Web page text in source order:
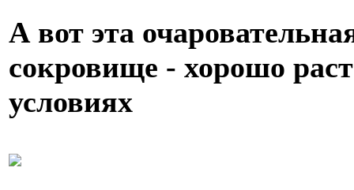
А вот эта
сокровище - хорошо
условиях